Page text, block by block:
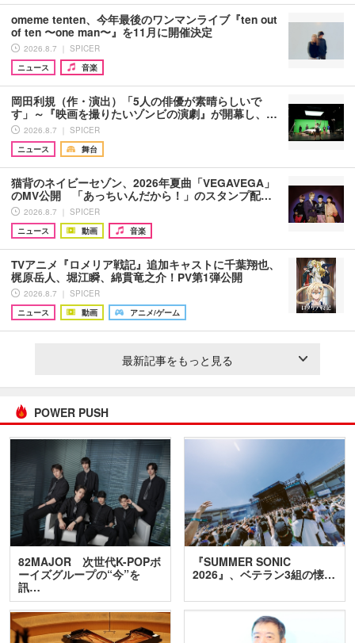
omeme tenten、今年最後のワンマンライブ『ten out
of ten 〜one man〜』を11月に開催決定
2026.8.7 ｜ SPICER
ニュース
音楽
岡田利規（作・演出）「5人の俳優が素晴らしいで
す」～『映画を撮りたいゾンビの演劇』が開幕し、…
2026.8.7 ｜ SPICER
ニュース
舞台
猫背のネイビーセゾン、2026年夏曲「VEGAVEGA」
のMV公開 「あっちいんだから！」のスタンプ配…
2026.8.7 ｜ SPICER
ニュース
動画 音楽
TVアニメ『ロメリア戦記』追加キャストに千葉翔也、
梶原岳人、堀江瞬、綿貫竜之介！PV第1弾公開
2026.8.7 ｜ SPICER
ニュース
動画 アニメ/ゲーム
最新記事をもっと見る
POWER PUSH
82MAJOR 次世代K-POPボ
ーイズグループの“今”を
訊…
『SUMMER SONIC
2026』、ベテラン3組の懐…